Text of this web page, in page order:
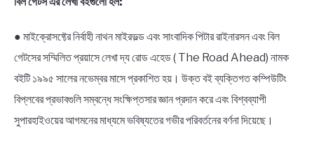
● মাইক্রোসফ্টের নির্বাহী নাথন মাইরভল্ড এবং সাংবাদিক পিটার রাইনারসন এবং বিল
গেটসের সম্মিলিত প্রয়াসে লেখা দ্য রোড এহেড ( The Road Ahead) নামক
বইটি ১৯৯৫ সালের নভেম্বর মাসে প্রকাশিত হয়। উক্ত বই ব্যক্তিগত কম্পিউটিং
বিপ্লবের প্রভাবগুলি সম্বন্ধে সংক্ষিপ্তসার জ্ঞান প্রদান করে এবং বিশ্বব্যাপী
সুপারহাইওয়ের আগমনের মাধ্যমে ভবিষ্যতের গভীর পরিবর্তনের বর্ণনা দিয়েছে।